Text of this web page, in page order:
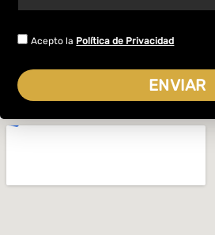
Acepto la Política de Privacidad
ENVIAR